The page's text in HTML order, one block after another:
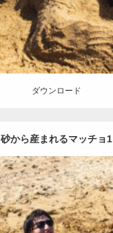
ダウンロード
砂から産まれるマッチョ1
Update:2021.07.8